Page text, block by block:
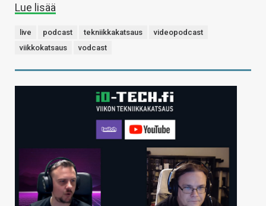
Lue lisää
live podcast tekniikkakatsaus
videopodcast
viikkokatsaus
vodcast